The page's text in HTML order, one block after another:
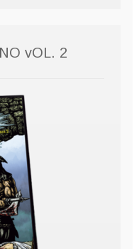
vOL. 2